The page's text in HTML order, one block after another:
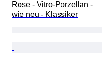
Rose - Vitro-Porzellan -
wie neu - Klassiker